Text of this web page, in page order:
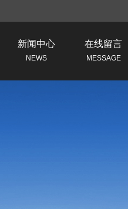
新闻中心
NEWS
在线留言
MESSAGE